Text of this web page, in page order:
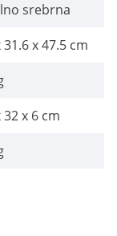
srebrna
31.6 x 47.5 cm
32 x 6 cm